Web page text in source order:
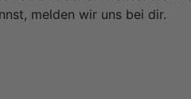
melden wir uns bei dir.